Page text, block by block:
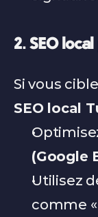
2. SEO
SEO local
(Google
Utilisez
comme